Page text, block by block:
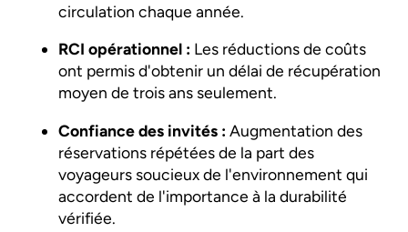
circulation chaque année.
RCI opérationnel : Les réductions de coûts
ont permis d'obtenir un délai de récupération
moyen de trois ans seulement.
Confiance des invités : Augmentation des
réservations répétées de la part des
voyageurs soucieux de l'environnement qui
accordent de l'importance à la durabilité
vérifiée.